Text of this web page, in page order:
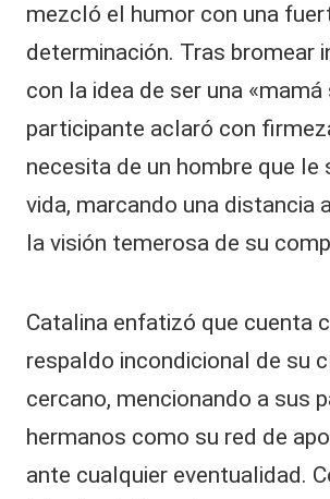
mezcló el humor con una
determinación. Tras bromear
con la idea de ser una
participante aclaró con
necesita de un hombre que le
vida, marcando una distancia
la visión temerosa de su
​Catalina enfatizó que cuenta
respaldo incondicional de su
cercano, mencionando a sus
hermanos como su red de
ante cualquier eventualidad.